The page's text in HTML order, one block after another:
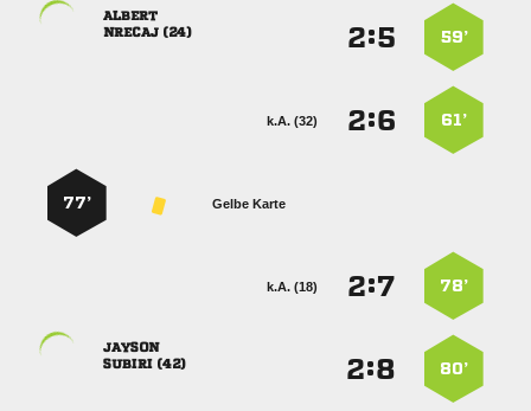
59’
:

 
61’
:
k.A. (32)
Gelbe Karte
77’
78’
:
k.A. (18)
80’
:

 